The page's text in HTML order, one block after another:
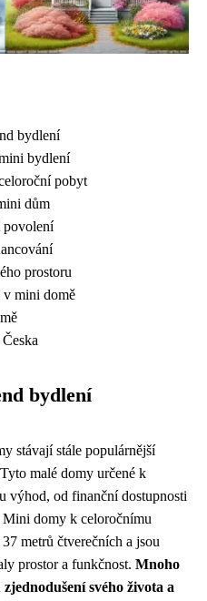
bydlení
bydlení
pobyt
dům
povolení
prostoru
v mini domě
bydlení
stávají stále populárnější
malé domy určené k
výhod, od finanční dostupnosti
domy k celoročnímu
metrů čtverečních a jsou
prostor a funkčnost. Mnoho
svého života a